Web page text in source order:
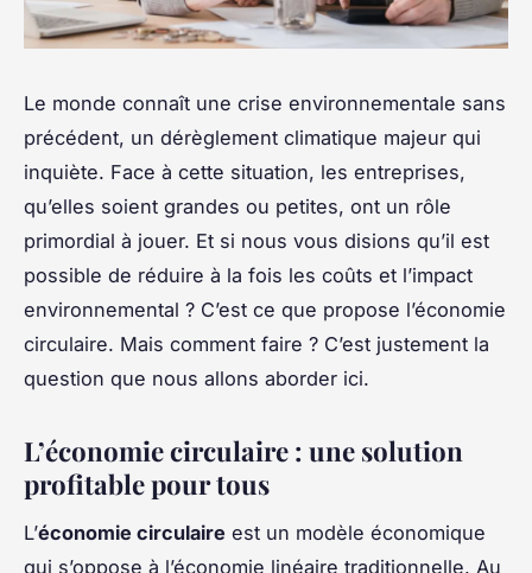
Le monde connaît une crise environnementale sans
précédent, un dérèglement climatique majeur qui
inquiète. Face à cette situation, les entreprises,
qu’elles soient grandes ou petites, ont un rôle
primordial à jouer. Et si nous vous disions qu’il est
possible de réduire à la fois les coûts et l’impact
environnemental ? C’est ce que propose l’économie
circulaire. Mais comment faire ? C’est justement la
question que nous allons aborder ici.
L’économie circulaire : une solution
profitable pour tous
L’économie circulaire est un modèle économique
qui s’oppose à l’économie linéaire traditionnelle. Au